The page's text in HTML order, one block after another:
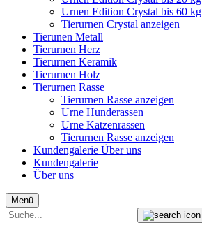
Urnen Edition Crystal bis 60 kg
Tierurnen Crystal anzeigen
Tierunen Metall
Tierurnen Herz
Tierurnen Keramik
Tierurnen Holz
Tierurnen Rasse
Tierurnen Rasse anzeigen
Urne Hunderassen
Urne Katzenrassen
Tierurnen Rasse anzeigen
Kundengalerie Über uns
Kundengalerie
Über uns
Menü